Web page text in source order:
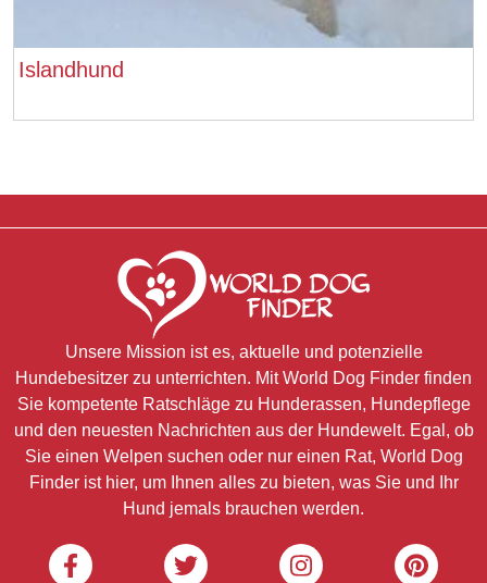
Islandhund
Unsere Mission ist es, aktuelle und potenzielle
Hundebesitzer zu unterrichten. Mit World Dog Finder finden
Sie kompetente Ratschläge zu Hunderassen, Hundepflege
und den neuesten Nachrichten aus der Hundewelt. Egal, ob
Sie einen Welpen suchen oder nur einen Rat, World Dog
Finder ist hier, um Ihnen alles zu bieten, was Sie und Ihr
Hund jemals brauchen werden.